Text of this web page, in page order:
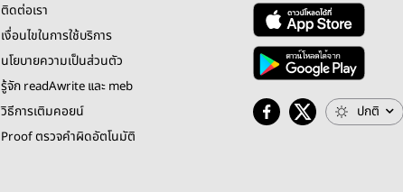
ติดต่อเรา
เงื่อนไขในการใช้บริการ
นโยบายความเป็นส่วนตัว
รู้จัก readAwrite และ meb
วิธีการเติมคอยน์
Proof ตรวจคำผิดอัตโนมัติ
ปกติ